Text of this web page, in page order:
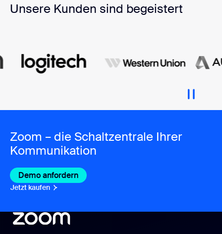
Unsere Kunden sind begeistert
Zoom – die Schaltzentrale Ihrer
Kommunikation
Demo anfordern
Jetzt kaufen